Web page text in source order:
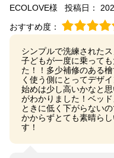
ECOLOVE様
投稿日：
おすすめ度：
シンプルで洗練された
子どもが一度に乗って
た！！多少補修のある
く使う側にとってデザ
始めは少し高いかなと
がわかりました！ベッ
ときに低く下がらない
かからずとても素晴ら
す！